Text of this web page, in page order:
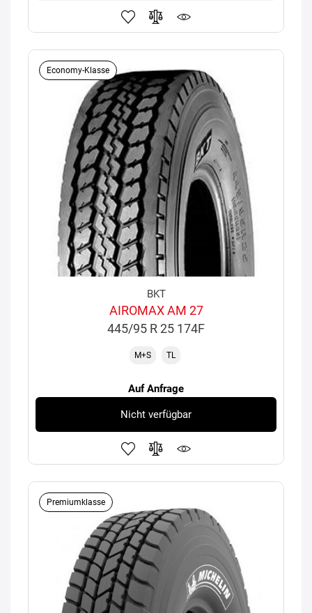
Economy-Klasse
BKT
AIROMAX AM 27
445/95 R 25 174F
M+S TL
Auf Anfrage
Nicht verfügbar
Premiumklasse